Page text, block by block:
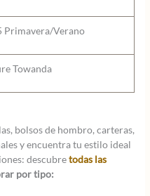
Primavera/Verano
Towanda
bolsos de hombro, carteras,
y encuentra tu estilo ideal
descubretodas las
por tipo: